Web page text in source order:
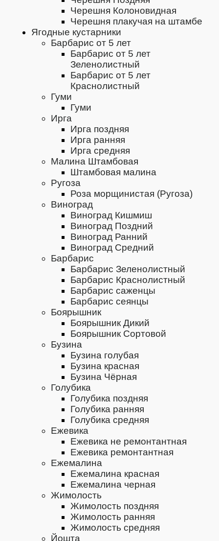
Черешня Колоновидная
Черешня плакучая на штамбе
Ягодные кустарники
Барбарис от 5 лет
Барбарис от 5 лет
Зеленолистный
Барбарис от 5 лет
Краснолистный
Гуми
Гуми
Ирга
Ирга поздняя
Ирга ранняя
Ирга средняя
Малина Штамбовая
Штамбовая малина
Ругоза
Роза морщинистая (Ругоза)
Виноград
Виноград Кишмиш
Виноград Поздний
Виноград Ранний
Виноград Средний
Барбарис
Барбарис Зеленолистный
Барбарис Краснолистный
Барбарис саженцы
Барбарис сеянцы
Боярышник
Боярышник Дикий
Боярышник Сортовой
Бузина
Бузина голубая
Бузина красная
Бузина Чёрная
Голубика
Голубика поздняя
Голубика ранняя
Голубика средняя
Ежевика
Ежевика не ремонтантная
Ежевика ремонтантная
Ежемалина
Ежемалина красная
Ежемалина черная
Жимолость
Жимолость поздняя
Жимолость ранняя
Жимолость средняя
Йошта